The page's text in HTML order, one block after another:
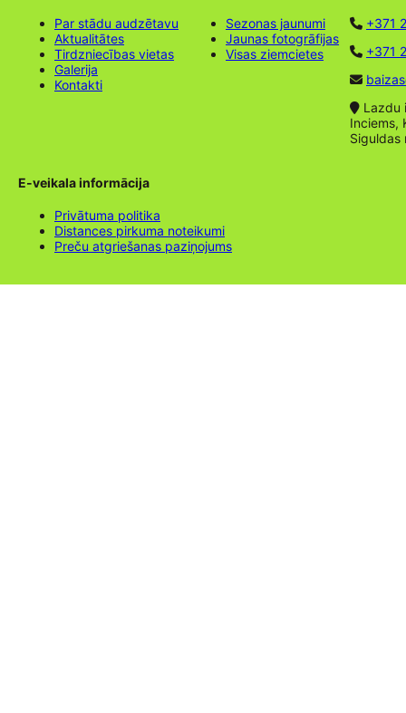
Par stādu audzētavu
Aktualitātes
Tirdzniecības vietas
Galerija
Kontakti
Sezonas jaunumi
Jaunas fotogrāfijas
Visas ziemcietes
+371
+371
Lazdu
Inciems,
Siguldas
E-veikala informācija
Privātuma politika
Distances pirkuma noteikumi
Preču atgriešanas paziņojums